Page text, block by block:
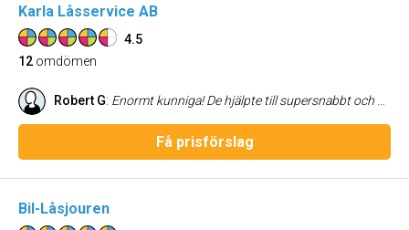
Karla Låsservice AB
4.5
12 omdömen
Robert G: Enormt kunniga! De hjälpte till supersnabbt och var mycket billigare än andra som offererade.
Få prisförslag
Bil-Låsjouren